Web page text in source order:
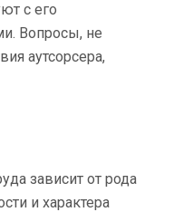
с его
Вопросы, не
аутсорсера,
зависит от рода
и характера